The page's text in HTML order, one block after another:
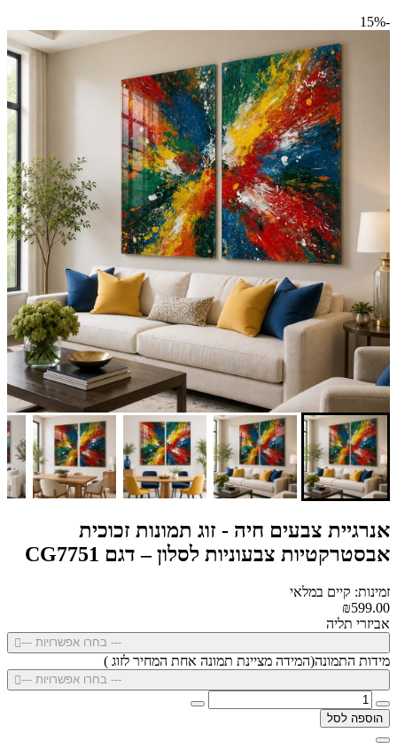
-15%
אנרגיית צבעים חיה - זוג תמונות זכוכית
אבסטרקטיות צבעוניות לסלון – דגם CG7751
זמינות: קיים במלאי
₪599.00
אביזרי תליה
--- בחרו אפשרויות ---
מידות התמונה(המידה מציינת תמונה אחת המחיר לזוג )
--- בחרו אפשרויות ---
הוספה לסל